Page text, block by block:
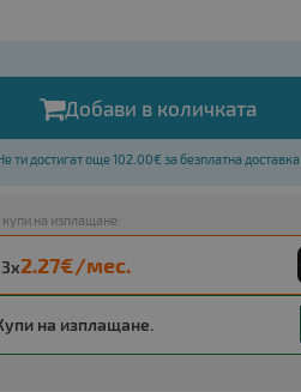
Добави в количката
ти достигат още 102.00€ за безплатна доставка
купи на изплащане:
Купи с
13 x €4.43 (13 x 8.66 BGN)
2.27€/мес.
на изплащане.